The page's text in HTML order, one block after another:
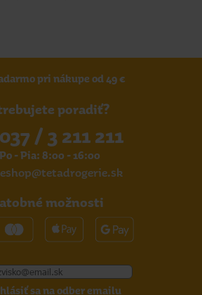
pri nákupe od 49 €
poradiť?
037 / 3 211 211
Po - Pia: 8:00 - 16:00
eshop@tetadrogerie.sk
možnosti
sa na odber emailu